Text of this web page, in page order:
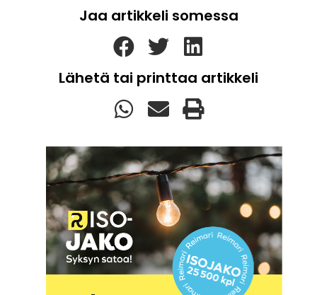
Jaa artikkeli somessa
Lähetä tai printtaa artikkeli